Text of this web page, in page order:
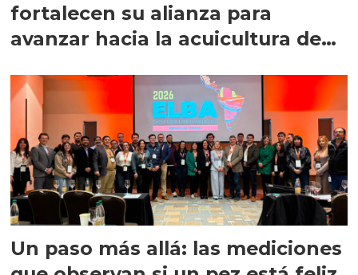
fortalecen su alianza para
avanzar hacia la acuicultura de
Un paso más allá: las mediciones